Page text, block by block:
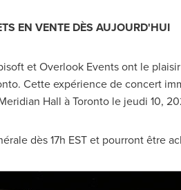
EN VENTE DÈS AUJOURD'HUI
et Overlook Events ont le
. Cette expérience de concert
Hall àTorontole jeudi 10,
dès 17h EST et pourront être